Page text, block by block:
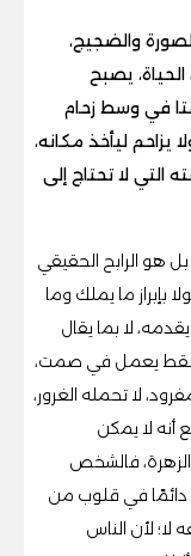
والضجيج،
يصبح
في وسط زحام
يزاحم ليأخذ مكانه،
التي لا تحتاج إلى
هو الرابح الحقيقي
بإبراز ما يملك وما
لا بما يقال
فقط يعمل في صمت،
لا تحمله الغرور،
أنه لا يمكن
الزهرة، فالشخص
دائمًا في قلوب من
لأن الناس